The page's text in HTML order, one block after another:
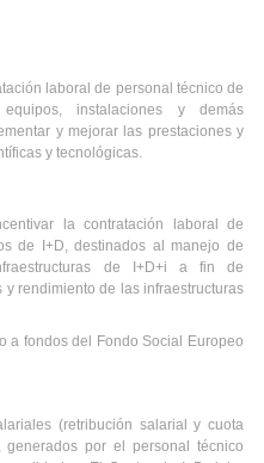
laboral de personal técnico de
instalaciones y demás
y mejorar las prestaciones y
y tecnológicas.
la contratación laboral de
de I+D, destinados al manejo de
de I+D+i a fin de
rendimiento de las infraestructuras
a fondos del Fondo Social Europeo
(retribución salarial y cuota
por el personal técnico